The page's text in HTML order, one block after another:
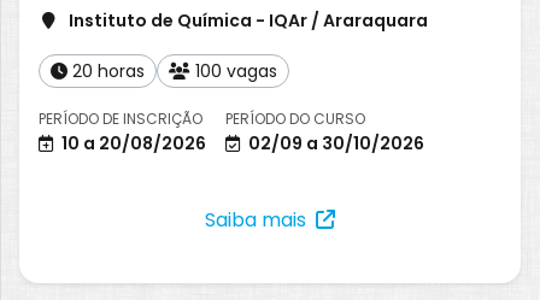
Instituto de Química - IQAr / Araraquara
20 horas 100 vagas
PERÍODO DE INSCRIÇÃO
10 a 20/08/2026
PERÍODO DO CURSO
02/09 a 30/10/2026
Saiba mais